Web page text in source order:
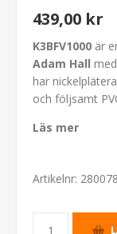
439,00 kr
K3BFV1000 är
Adam Hall
har
och följsamt
Läs mer
Artikelnr: 280078